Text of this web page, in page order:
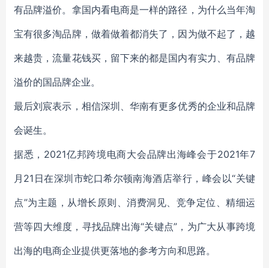
有品牌溢价。拿国内看电商是一样的路径，为什么当年淘
宝有很多淘品牌，做着做着都消失了，因为做不起了，越
来越贵，流量花钱买，留下来的都是国内有实力、有品牌
溢价的国品牌企业。
最后刘宸表示 ， 相信深圳、华南有更多优秀的企业和品牌
会诞生。
据悉，2021亿邦跨境电商大会品牌出海峰会于2021年7
月21日在深圳市蛇口希尔顿南海酒店举行，峰会以“关键
点”为主题，从增长原则、消费洞见、竞争定位、精细运
营等四大维度，寻找品牌出海“关键点”，为广大从事跨境
出海的电商企业提供更落地的参考方向和思路。